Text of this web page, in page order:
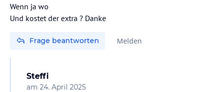
Wenn ja wo
Und kostet der extra ? Danke
Frage beantworten Melden
Steffi
am 24. April 2025